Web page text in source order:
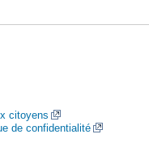
citoyens
de confidentialité